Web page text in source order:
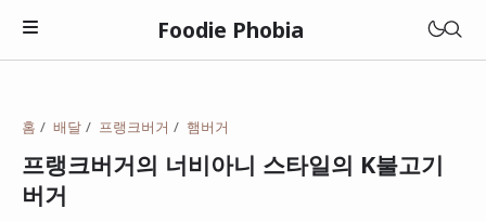
Foodie Phobia
성집(갓성비)
관악구
광진구
홈 배달 프랭크버거 햄버거
프랭크버거의 너비아니 스타일의 K불고기
버거